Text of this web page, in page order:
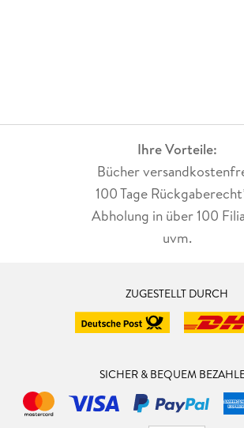
Ihre Vorteile:
Bücher
100 Tage
Abholung in über 100
uvm.
ZUGESTELLT DURCH
SICHER & BEQUEM